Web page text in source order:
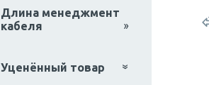
Длина менеджмент
кабеля
Уценённый товар